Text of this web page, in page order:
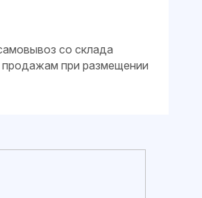
со склада
продажам при размещении